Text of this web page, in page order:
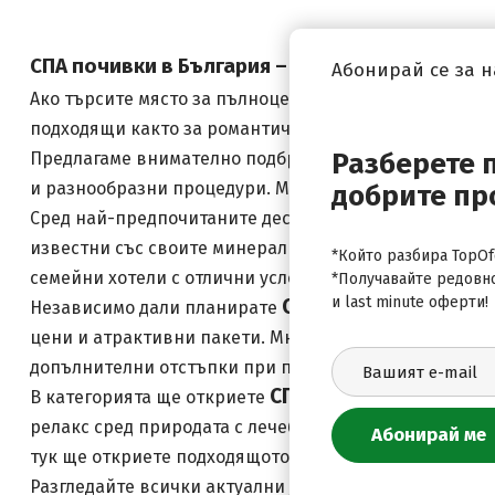
СПА почивки в България – релакс,
Ако търсите място за пълноценна почивка,
подходящи както за романтичен уикенд, така и за
Предлагаме внимателно подбрани СПА офертис
и разнообразни процедури. Много от хотелите
Сред най-предпочитаните дестинации за
СПА
известни със своите минерални извори и
семейни хотели с отлични условия за релакс.
Независимо дали планирате СПА уикенд, по-дълга
цени и атрактивни пакети. Много от офертите
допълнителни отстъпки при по-дълъг престой.
В категорията ще откриете СПА хотелив цялата
релакс сред природата с лечебните свойства на
тук ще откриете подходящото място за своята
Разгледайте всички актуални
и
Абонирай се за
Разберете
добрите
*Който разбира
*Получавайте
и last minute оферти!